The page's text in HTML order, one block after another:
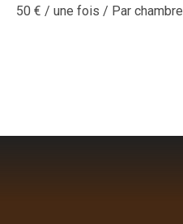
50 € / une fois / Par chambre